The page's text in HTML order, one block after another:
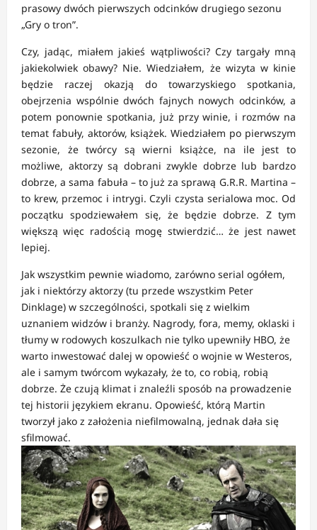
prasowy dwóch pierwszych odcinków drugiego sezonu
„Gry o tron”.
Czy, jadąc, miałem jakieś wątpliwości? Czy targały mną
jakiekolwiek obawy? Nie. Wiedziałem, że wizyta w kinie
będzie raczej okazją do towarzyskiego spotkania,
obejrzenia wspólnie dwóch fajnych nowych odcinków, a
potem ponownie spotkania, już przy winie, i rozmów na
temat fabuły, aktorów, książek. Wiedziałem po pierwszym
sezonie, że twórcy są wierni książce, na ile jest to
możliwe, aktorzy są dobrani zwykle dobrze lub bardzo
dobrze, a sama fabuła – to już za sprawą G.R.R. Martina –
to krew, przemoc i intrygi. Czyli czysta serialowa moc. Od
początku spodziewałem się, że będzie dobrze. Z tym
większą więc radością mogę stwierdzić… że jest nawet
lepiej.
Jak wszystkim pewnie wiadomo, zarówno serial ogółem,
jak i niektórzy aktorzy (tu przede wszystkim Peter
Dinklage) w szczególności, spotkali się z wielkim
uznaniem widzów i branży. Nagrody, fora, memy, oklaski i
tłumy w rodowych koszulkach nie tylko upewniły HBO, że
warto inwestować dalej w opowieść o wojnie w Westeros,
ale i samym twórcom wykazały, że to, co robią, robią
dobrze. Że czują klimat i znaleźli sposób na prowadzenie
tej historii językiem ekranu. Opowieść, którą Martin
tworzył jako z założenia niefilmowalną, jednak dała się
sfilmować.